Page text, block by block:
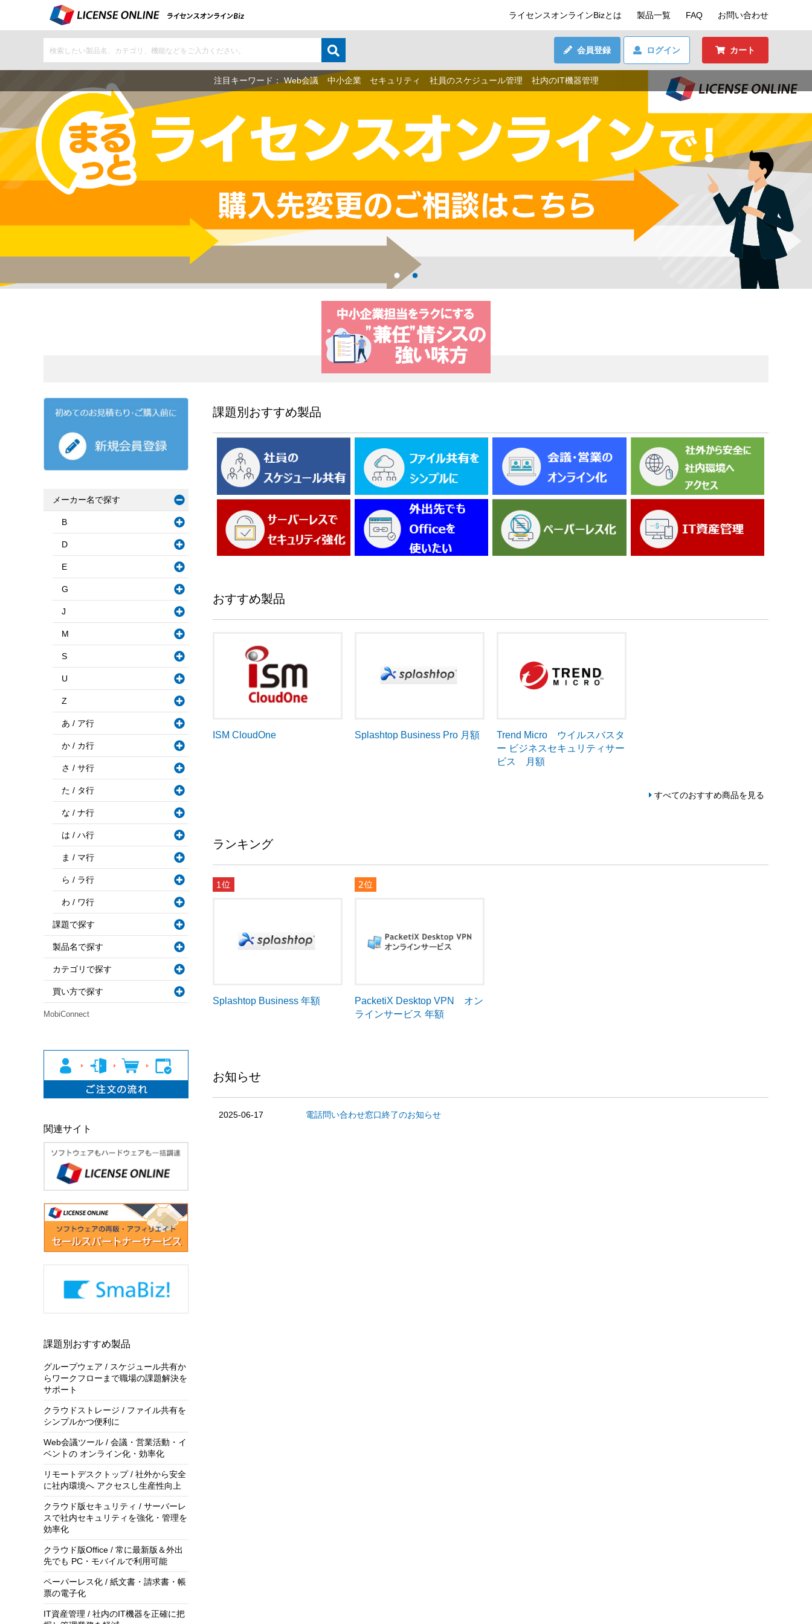
ライセンスオンラインBizとは 製品一覧 FAQ お問い合わせ
会員登録 ログイン カート
注目キーワード： Web会議 中小企業 セキュリティ 社員のスケジュール管理 社内のIT機器管理
課題別おすすめ製品
おすすめ製品
ISM CloudOne Splashtop Business Pro 月額
Trend Micro ウイルスバスタ
ー ビジネスセキュリティサー
ビス 月額
すべてのおすすめ商品を見る
ランキング
Splashtop Business 年額
PacketiX Desktop VPN オン
ラインサービス 年額
お知らせ
2025-06-17 電話問い合わせ窓口終了のお知らせ
メーカー名で探す
B
D
E
G
J
M
S
U
Z
あ / ア行
か / カ行
さ / サ行
た / タ行
な / ナ行
は / ハ行
ま / マ行
ら / ラ行
わ / ワ行
課題で探す
製品名で探す
カテゴリで探す
買い方で探す
MobiConnect
関連サイト
課題別おすすめ製品
グループウェア / スケジュール共有か
らワークフローまで職場の課題解決を
サポート
クラウドストレージ / ファイル共有を
シンプルかつ便利に
Web会議ツール / 会議・営業活動・イ
ベントの オンライン化・効率化
リモートデスクトップ / 社外から安全
に社内環境へ アクセスし生産性向上
クラウド版セキュリティ / サーバーレ
スで社内セキュリティを強化・管理を
効率化
クラウド版Office / 常に最新版＆外出
先でも PC・モバイルで利用可能
ペーパーレス化 / 紙文書・請求書・帳
票の電子化
IT資産管理 / 社内のIT機器を正確に把